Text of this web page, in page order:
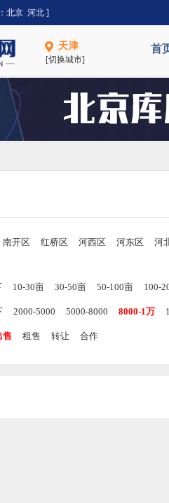
北京 河北 ]
天津
[切换城市]
首
南开区 红桥区 河西区 河东区 河
10-30亩 30-50亩 50-100亩 100-
2000-5000 5000-8000 8000-1万
售 租售 转让 合作